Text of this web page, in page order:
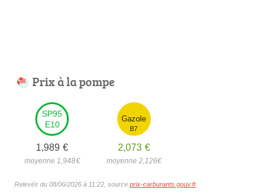
Prix à la pompe
SP95
E10
1,989 €
moyenne 1,948€
Gazole
B7
2,073 €
moyenne 2,126€
Relevés du 08/06/2026 à 11:22, source prix-carburants.gouv.fr